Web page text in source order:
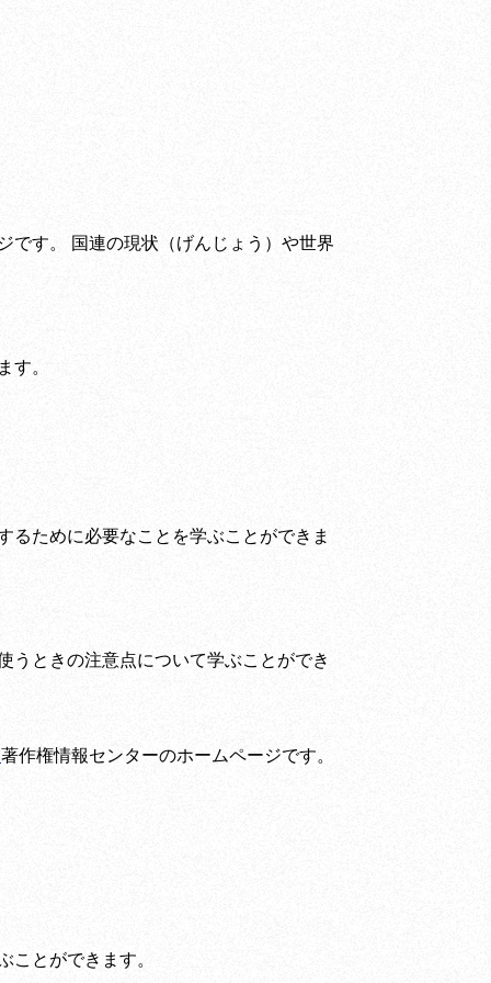
です。 国連の現状（げんじょう）や世界
す。
るために必要なことを学ぶことができま
うときの注意点について学ぶことができ
著作権情報センターのホームページです。
ことができます。